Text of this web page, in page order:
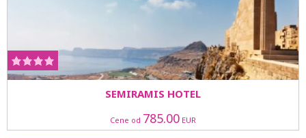
SEMIRAMIS HOTEL
Cene od 785.00 EUR